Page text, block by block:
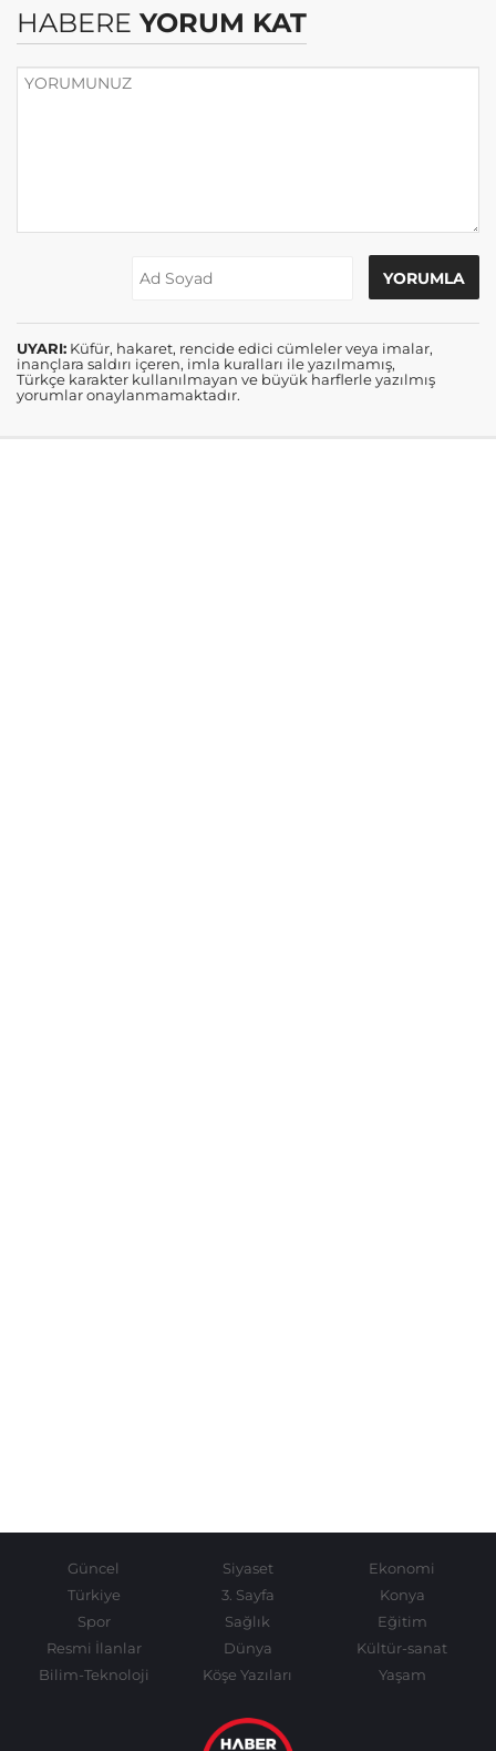
HABERE YORUM KAT
UYARI: Küfür, hakaret, rencide edici cümleler veya imalar,
inançlara saldırı içeren, imla kuralları ile yazılmamış,
Türkçe karakter kullanılmayan ve büyük harflerle yazılmış
yorumlar onaylanmamaktadır.
Güncel Siyaset
Ekonomi
Türkiye
3. Sayfa
Konya
Spor
Sağlık
Eğitim
Resmi İlanlar
Dünya
Kültür-sanat
Bilim-Teknoloji
Köşe Yazıları Yaşam